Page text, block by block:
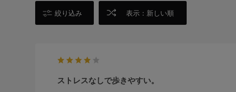
絞り込み 表示：新しい順
ストレスなしで歩きやすい。